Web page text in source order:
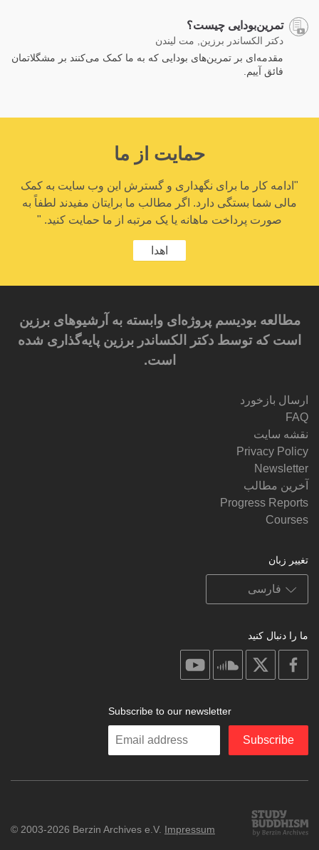
تمرین‌بودایی چیست؟
دکتر الکساندر برزین, مت لیندن
مقدمه‌ای بر تمرین‌های بودایی که به ما کمک می‌کنند بر مشگلاتمان
فائق آییم.
حمایت از ما
"ادامه کار ما برای نگهداری و گسترش این وب سایت به کمک
مالی شما بستگی دارد. اگر مطالب ما برایتان مفیدند لطفاً به
صورت پرداخت ماهانه یا یک مرتبه از ما حمایت کنید. "
اهدا
مطالعه بودیسم پروژه‌ای وابسته به آرشیوهای برزین
است که توسط دکتر الکساندر برزین پایه‌گذاری شده
است.
ارسال بازخورد
FAQ
نقشه سایت
Privacy Policy
Newsletter
آخرین مطالب
Progress Reports
Courses
تغییر زبان
ما را دنبال کنید
facebook
soundcloud
Subscribe to our newsletter
Enter
Subscribe
Study
Buddhism
© 2003-2026 Berzin Archives e.V. Impressum